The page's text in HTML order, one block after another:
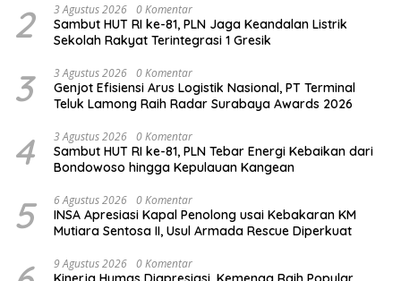
2 3 Agustus 2026 0 Komentar
Sambut HUT RI ke-81, PLN Jaga Keandalan Listrik
Sekolah Rakyat Terintegrasi 1 Gresik
3 3 Agustus 2026 0 Komentar
Genjot Efisiensi Arus Logistik Nasional, PT Terminal
Teluk Lamong Raih Radar Surabaya Awards 2026
4 3 Agustus 2026 0 Komentar
Sambut HUT RI ke-81, PLN Tebar Energi Kebaikan dari
Bondowoso hingga Kepulauan Kangean
5 6 Agustus 2026 0 Komentar
INSA Apresiasi Kapal Penolong usai Kebakaran KM
Mutiara Sentosa II, Usul Armada Rescue Diperkuat
9 Agustus 2026 0 Komentar